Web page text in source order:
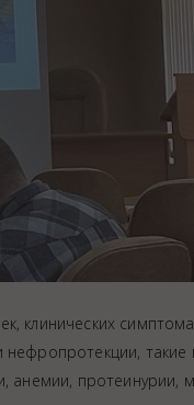
такие
анемии, протеинурии,